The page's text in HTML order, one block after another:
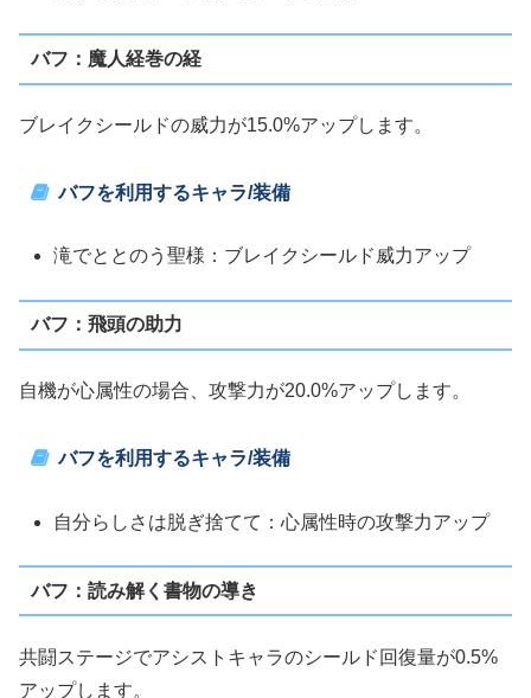
バフ：魔人経巻の経
ブレイクシールドの威力が15.0%アップします。
バフを利用するキャラ/装備
滝でととのう聖様：ブレイクシールド威力アップ
バフ：飛頭の助力
自機が心属性の場合、攻撃力が20.0%アップします。
バフを利用するキャラ/装備
自分らしさは脱ぎ捨てて：心属性時の攻撃力アップ
バフ：読み解く書物の導き
共闘ステージでアシストキャラのシールド回復量が0.5%
アップします。